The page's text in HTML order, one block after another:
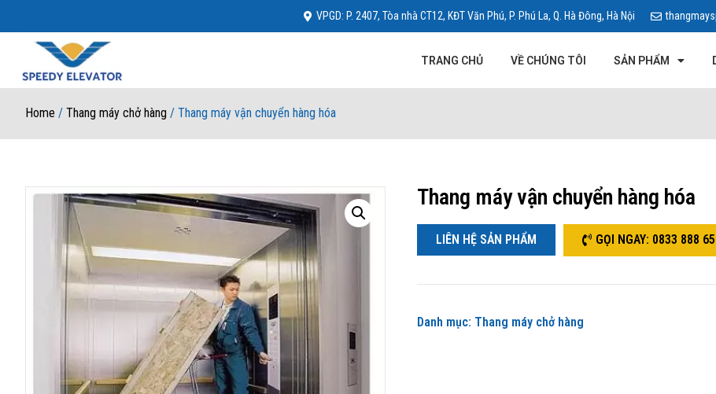
VPGD: P. 2407, Tòa nhà CT12, KĐT Văn Phú, P. Phú La, Q. Hà Đông, Hà Nội
TRANG CHỦ VỀ CHÚNG TÔI SẢN PHẨM
Home / Thang máy chở hàng / Thang máy vận chuyển hàng hóa
Thang máy vận chuyển hàng hóa
LIÊN HỆ SẢN PHẨM GỌI NGAY: 0833 888
Danh mục: Thang máy chở hàng